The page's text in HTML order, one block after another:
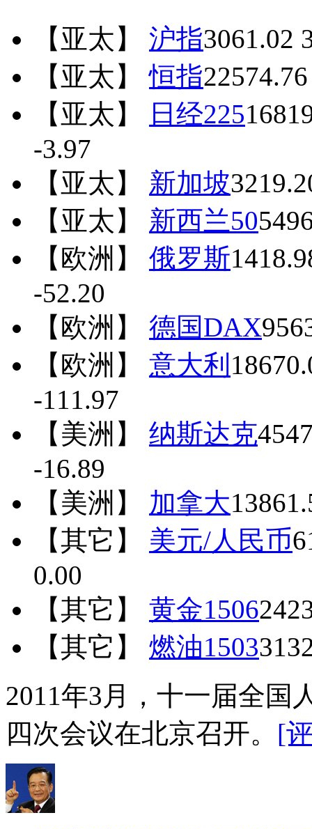
【亚太】 沪指3061.02
【亚太】恒指22574.76
【亚太】
日经225
-3.97
【亚太】 新加坡
【亚太】 新西兰50
【欧洲】 俄罗斯
-52.20
【欧洲】 德国DAX
【欧洲】 意大利
-111.97
【美洲】 纳斯达克
-16.89
【美洲】 加拿大
【其它】 美元/人民币
0.00
【其它】 黄金1506
【其它】 燃油1503
2011年3月，十一届全国
四次会议在北京召开。 [